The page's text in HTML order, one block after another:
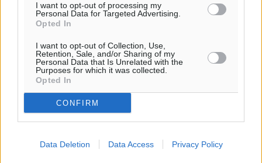
I want to opt-out of processing my
Personal Data for Targeted Advertising.
Opted In
I want to opt-out of Collection, Use,
Retention, Sale, and/or Sharing of my
Personal Data that Is Unrelated with the
Purposes for which it was collected.
Opted In
CONFIRM
Data Deletion Data Access Privacy Policy
Ροή ειδήσεων